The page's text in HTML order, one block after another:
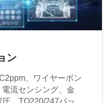
ン
、ワイヤーボン
流センシング、金
、TO220/247パッ